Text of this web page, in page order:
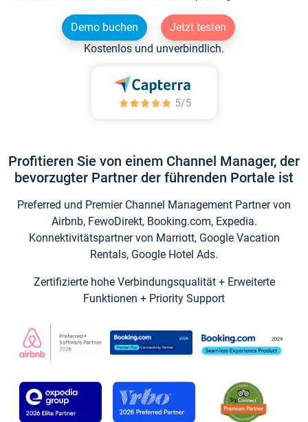
Demo buchen
Jetzt testen
Kostenlos und unverbindlich.
Profitieren Sie von einem Channel Manager, der
bevorzugter Partner der führenden Portale ist
Preferred und Premier Channel Management Partner von
Airbnb, FewoDirekt, Booking.com, Expedia.
Konnektivitätspartner von Marriott, Google Vacation
Rentals, Google Hotel Ads.
Zertifizierte hohe Verbindungsqualität + Erweiterte
Funktionen + Priority Support